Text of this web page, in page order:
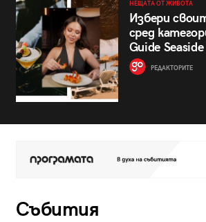
НЕЩАТА ОТ ЖИВОТА
Избери
сред
Guide
РЕДАКТОРИТЕ
Събития